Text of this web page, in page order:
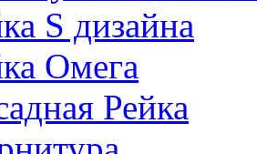
S дизайна
Омега
Рейка